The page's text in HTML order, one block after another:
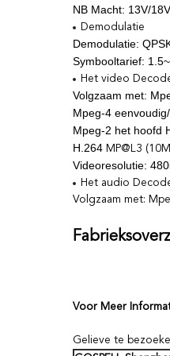
NB Macht: 13V/
Demodulatie
Demodulatie:
Symbooltarief:
Het video
Volgzaam met:
Mpeg-4
Mpeg-2 het hoofd
H.264 MP@L3
Videoresolutie:
Het audio
Volgzaam met:
Voor Meer
Gelieve te